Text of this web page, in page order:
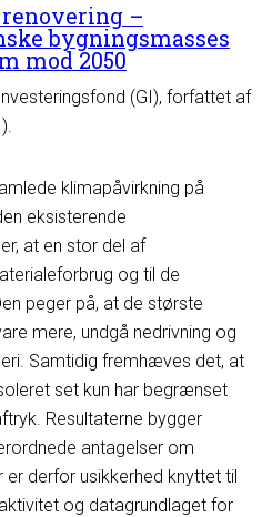
–
bygningsmasses
mod 2050
(GI), forfattet af
klimapåvirkning på
eksisterende
at en stor del af
og til de
peger på, at de største
mere, undgå nedrivning og
Samtidig fremhæves det, at
set kun har begrænset
Resultaterne bygger
antagelser om
er derfor usikkerhed knyttet til
og datagrundlaget for